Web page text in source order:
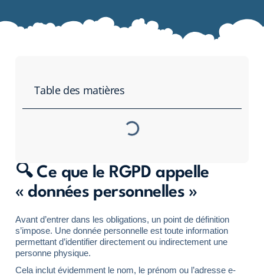
🔍 Ce que le RGPD appelle
« données personnelles »
Avant d’entrer dans les obligations, un point de définition
s’impose. Une donnée personnelle est toute information
permettant d’identifier directement ou indirectement une
personne physique.
Cela inclut évidemment le nom, le prénom ou l’adresse e-
Table des matières